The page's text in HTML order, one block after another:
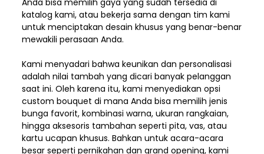
Anda bisa memilih gaya yang sudah tersedia di
katalog kami, atau bekerja sama dengan tim kami
untuk menciptakan desain khusus yang benar-benar
mewakili perasaan Anda.
Kami menyadari bahwa keunikan dan personalisasi
adalah nilai tambah yang dicari banyak pelanggan
saat ini. Oleh karena itu, kami menyediakan opsi
custom bouquet di mana Anda bisa memilih jenis
bunga favorit, kombinasi warna, ukuran rangkaian,
hingga aksesoris tambahan seperti pita, vas, atau
kartu ucapan khusus. Bahkan untuk acara-acara
besar seperti pernikahan dan grand opening, kami